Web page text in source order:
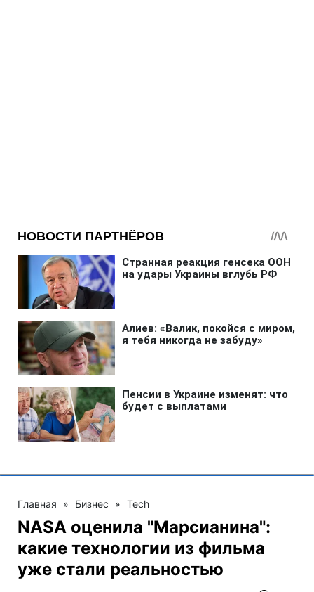
Главная » Бизнес » Tech
NASA оценила "Марсианина":
какие технологии из фильма
уже стали реальностью